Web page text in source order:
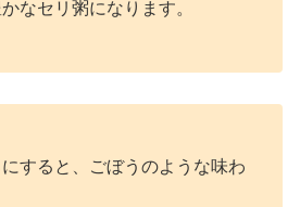
なセリ粥になります。
すると、ごぼうのような味わ